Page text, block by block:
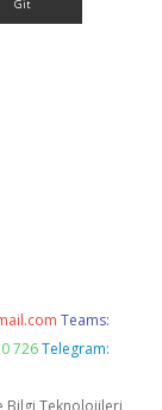
Teams:
726 Telegram:
Bilgi Teknolojileri